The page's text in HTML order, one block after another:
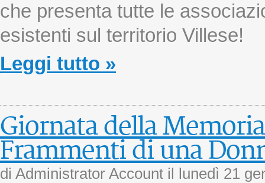
che presenta tutte le
esistenti sul territorio Villese!
Leggi tutto »
Giornata della
Frammenti di una
di Administrator Account il lunedì 21